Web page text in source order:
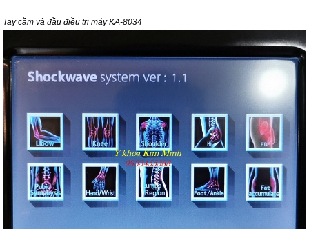
Tay cầm và đầu điều trị máy KA-8034